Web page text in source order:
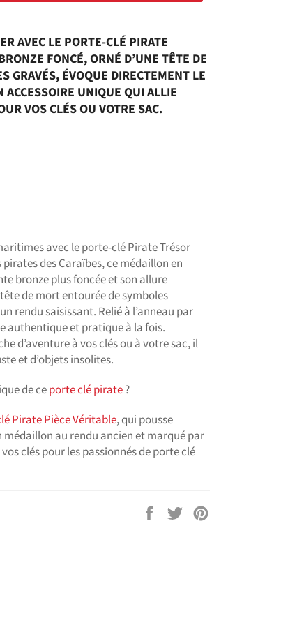
AVEC LE PORTE-CLÉ PIRATE
FONCÉ, ORNÉ D’UNE TÊTE DE
GRAVÉS, ÉVOQUE DIRECTEMENT LE
UNIQUE QUI ALLIE
VOS CLÉS OU VOTRE SAC.
avec le porte-clé Pirate Trésor
des Caraïbes, ce médaillon en
bronze plus foncée et son allure
de mort entourée de symboles
rendu saisissant. Relié à l’anneau par
authentique et pratique à la fois.
d’aventure à vos clés ou à votre sac, il
et d’objets insolites.
de ceporte clé pirate?
Pirate Pièce Véritable, qui pousse
au rendu ancien et marqué par
clés pour les passionnés de porte clé
PartagerTweeter